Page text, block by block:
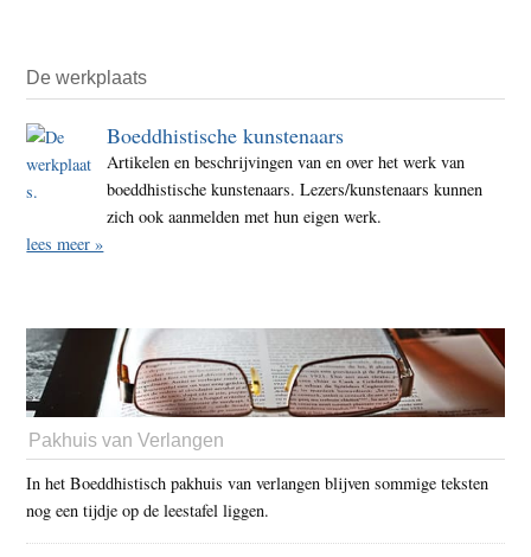
De werkplaats
Boeddhistische kunstenaars
Artikelen en beschrijvingen van en over het werk van
boeddhistische kunstenaars. Lezers/kunstenaars kunnen
zich ook aanmelden met hun eigen werk.
lees meer »
Pakhuis van Verlangen
In het Boeddhistisch pakhuis van verlangen blijven sommige teksten
nog een tijdje op de leestafel liggen.